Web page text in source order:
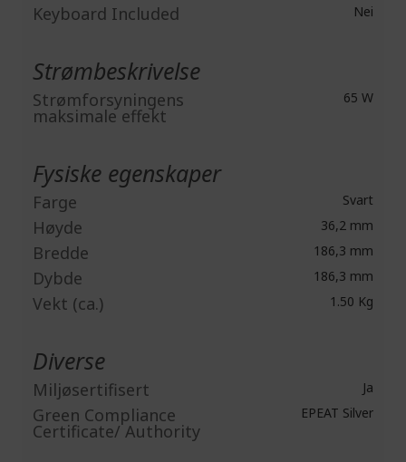
Keyboard Included Nei
Strømbeskrivelse
Strømforsyningens
maksimale effekt
65 W
Fysiske egenskaper
Farge Svart
Høyde 36,2 mm
Bredde 186,3 mm
Dybde 186,3 mm
Vekt (ca.) 1.50 Kg
Diverse
Miljøsertifisert Ja
Green Compliance
Certificate/ Authority
EPEAT Silver